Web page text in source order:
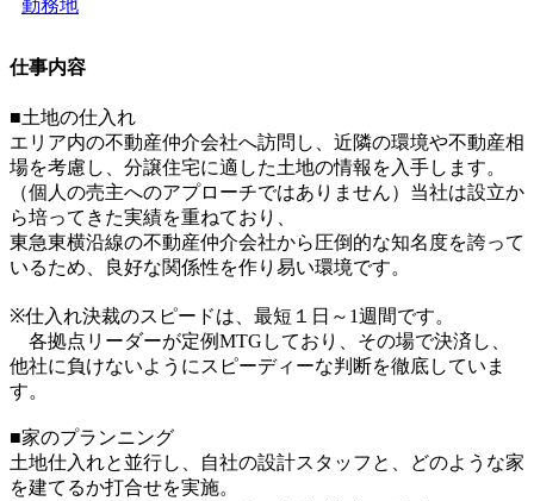
勤務地
仕事内容
■土地の仕入れ
エリア内の不動産仲介会社へ訪問し、近隣の環境や不動産相
場を考慮し、分譲住宅に適した土地の情報を入手します。
（個人の売主へのアプローチではありません）当社は設立か
ら培ってきた実績を重ねており、
東急東横沿線の不動産仲介会社から圧倒的な知名度を誇って
いるため、良好な関係性を作り易い環境です。
※仕入れ決裁のスピードは、最短１日～1週間です。
各拠点リーダーが定例MTGしており、その場で決済し、
他社に負けないようにスピーディーな判断を徹底していま
す。
■家のプランニング
土地仕入れと並行し、自社の設計スタッフと、どのような家
を建てるか打合せを実施。